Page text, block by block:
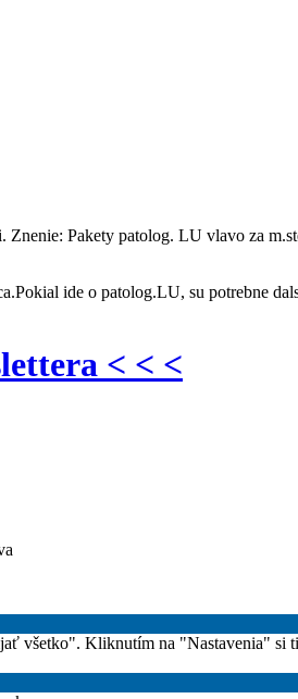
Pakety patolog. LU vlavo za
ide o patolog.LU, su potrebne
< < <
všetko". Kliknutím na "Nastavenia" si